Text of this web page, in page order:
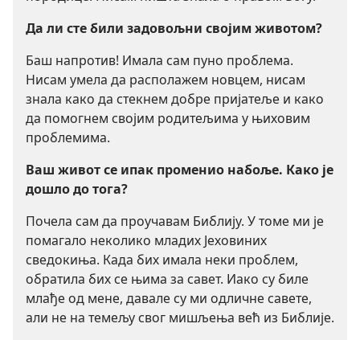
Да ли сте били задовољни својим животом?
Баш напротив! Имала сам пуно проблема.
Нисам умела да располажем новцем, нисам
знала како да стекнем добре пријатеље и како
да помогнем својим родитељима у њиховим
проблемима.
Ваш живот се ипак променио набоље. Како је
дошло до тога?
Почела сам да проучавам Библију. У томе ми је
помагало неколико младих Јеховиних
сведокиња. Када бих имала неки проблем,
обратила бих се њима за савет. Иако су биле
млађе од мене, давале су ми одличне савете,
али не на темељу свог мишљења већ из Библије.